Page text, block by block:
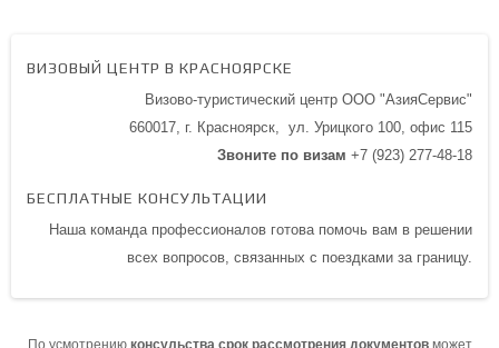
ВИЗОВЫЙ ЦЕНТР В КРАСНОЯРСКЕ
Визово-туристический центр ООО "АзияСервис"
660017, г. Красноярск,
ул. Урицкого 100, офис 115
Звоните по визам +7 (923) 277-48-18
БЕСПЛАТНЫЕ КОНСУЛЬТАЦИИ
Наша команда профессионалов готова помочь вам в решении
всех вопросов, связанных с поездками за границу.
По усмотрению консульства срок рассмотрения документовможет